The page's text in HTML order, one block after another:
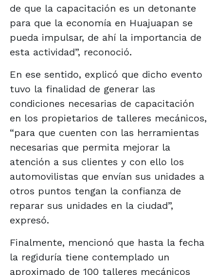
de que la capacitación es un detonante
para que la economía en Huajuapan se
pueda impulsar, de ahí la importancia de
esta actividad”, reconoció.
En ese sentido, explicó que dicho evento
tuvo la finalidad de generar las
condiciones necesarias de capacitación
en los propietarios de talleres mecánicos,
“para que cuenten con las herramientas
necesarias que permita mejorar la
atención a sus clientes y con ello los
automovilistas que envían sus unidades a
otros puntos tengan la confianza de
reparar sus unidades en la ciudad”,
expresó.
Finalmente, mencionó que hasta la fecha
la regiduría tiene contemplado un
aproximado de 100 talleres mecánicos